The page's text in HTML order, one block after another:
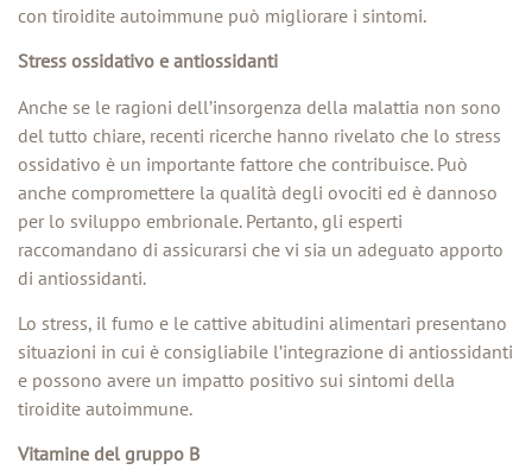
con tiroidite autoimmune può migliorare i sintomi.
Stress ossidativo e antiossidanti
Anche se le ragioni dell’insorgenza della malattia non sono
del tutto chiare, recenti ricerche hanno rivelato che lo stress
ossidativo è un importante fattore che contribuisce. Può
anche compromettere la qualità degli ovociti ed è dannoso
per lo sviluppo embrionale. Pertanto, gli esperti
raccomandano di assicurarsi che vi sia un adeguato apporto
di antiossidanti.
Lo stress, il fumo e le cattive abitudini alimentari presentano
situazioni in cui è consigliabile l’integrazione di antiossidanti
e possono avere un impatto positivo sui sintomi della
tiroidite autoimmune.
Vitamine del gruppo B